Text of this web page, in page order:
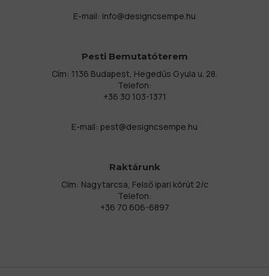
E-mail: info@designcsempe.hu
Pesti Bemutatóterem
Cím: 1136 Budapest, Hegedűs Gyula u. 28.
Telefon:
+36 30 103-1371
E-mail: pest@designcsempe.hu
Raktárunk
Cím: Nagytarcsa, Felső ipari körút 2/c
Telefon:
+36 70 606-6897